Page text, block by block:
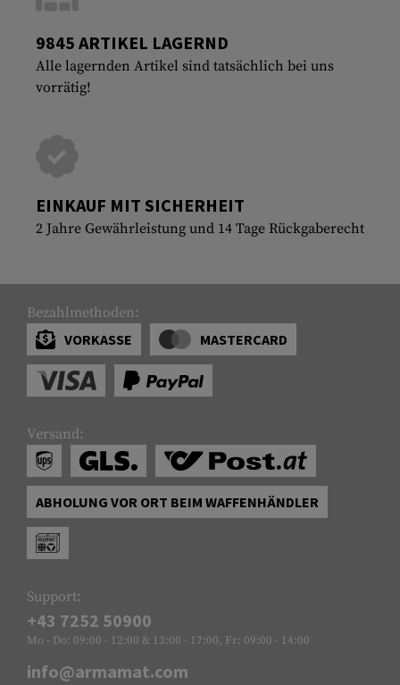
9845 ARTIKEL LAGERND
Alle lagernden Artikel sind tatsächlich bei uns
vorrätig!
EINKAUF MIT SICHERHEIT
2 Jahre Gewährleistung und 14 Tage Rückgaberecht
Bezahlmethoden:
VORKASSE
MASTERCARD
Versand:
ABHOLUNG VOR ORT BEIM WAFFENHÄNDLER
Support:
+43 7252 50900
Mo - Do: 09:00 - 12:00 & 13:00 - 17:00, Fr: 09:00 - 14:00
info@armamat.com